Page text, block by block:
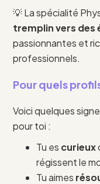
💡 La spécialité
tremplin vers des
passionnantes et
professionnels.
Pour quels
Voici quelques
pour toi :
Tu es curieux
régissent le
Tu aimes